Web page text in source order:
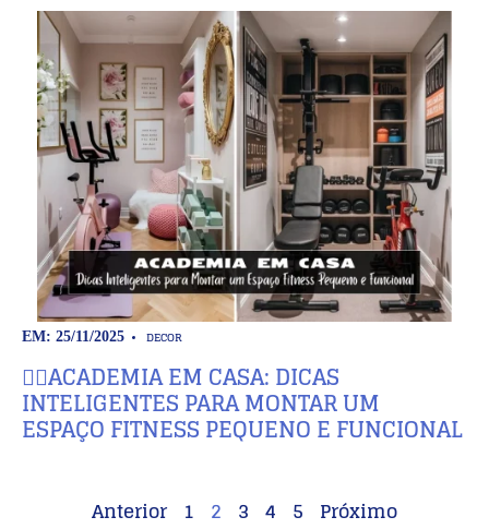
EM: 25/11/2025 DECOR
🏋️‍♀️ACADEMIA EM CASA: DICAS
INTELIGENTES PARA MONTAR UM
ESPAÇO FITNESS PEQUENO E FUNCIONAL
Anterior 1 2 3 4 5 Próximo